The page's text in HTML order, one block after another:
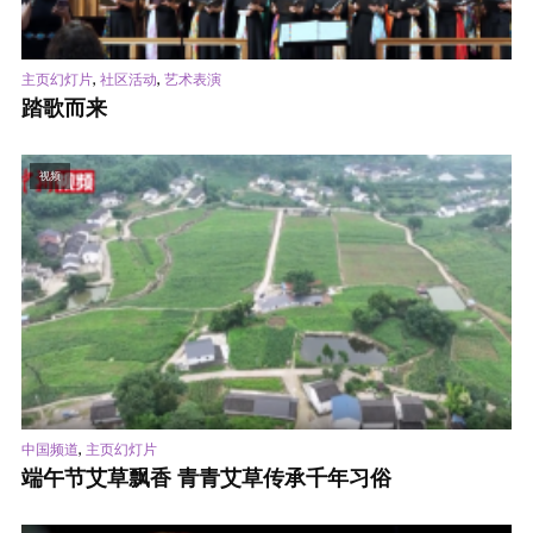
主页幻灯片, 社区活动, 艺术表演
踏歌而来
视频
中国频道, 主页幻灯片
端午节艾草飘香 青青艾草传承千年习俗